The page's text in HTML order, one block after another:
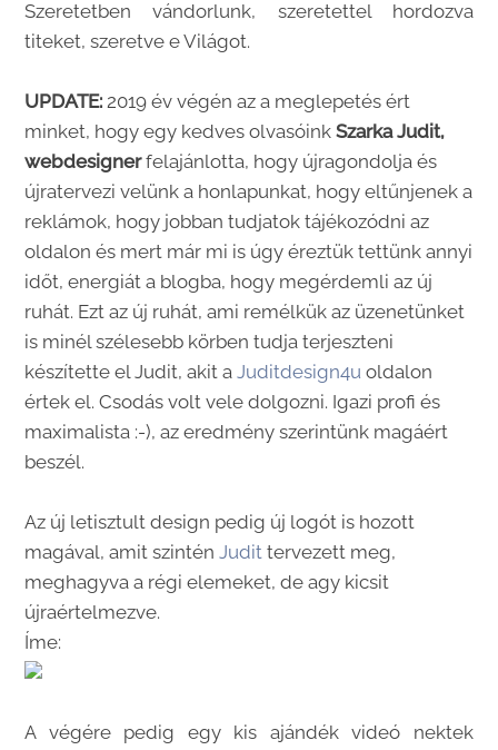
Szeretetben vándorlunk, szeretettel hordozva
titeket, szeretve e Világot.
UPDATE:2019 év végén az a meglepetés ért
minket, hogy egy kedves olvasóinkSzarka Judit,
webdesignerfelajánlotta, hogy újragondolja és
újratervezi velünk a honlapunkat, hogy eltűnjenek a
reklámok, hogy jobban tudjatok tájékozódni az
oldalon és mert már mi is úgy éreztük tettünk annyi
időt, energiát a blogba, hogy megérdemli az új
ruhát. Ezt az új ruhát, ami remélkük az üzenetünket
is minél szélesebb körben tudja terjeszteni
készítette el Judit, akit a Juditdesign4u oldalon
értek el. Csodás volt vele dolgozni. Igazi profi és
maximalista :-), az eredmény szerintünk magáért
beszél.
Az új letisztult design pedig új logót is hozott
magával, amit szintén Judit tervezett meg,
meghagyva a régi elemeket, de agy kicsit
újraértelmezve.
Íme:
A végére pedig egy kis ajándék videó nektek